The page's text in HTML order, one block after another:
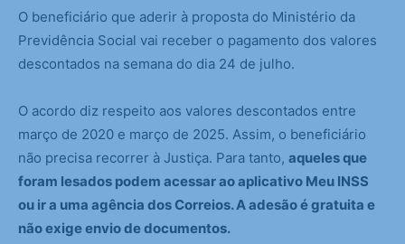
O beneficiário que aderir à proposta do Ministério da
Previdência Social vai receber o pagamento dos valores
descontados na semana do dia 24 de julho.
O acordo diz respeito aos valores descontados entre
março de 2020 e março de 2025. Assim, o beneficiário
não precisa recorrer à Justiça. Para tanto, aqueles que
foram lesados podem acessar ao aplicativo Meu INSS
ou ir a uma agência dos Correios. A adesão é gratuita e
não exige envio de documentos.